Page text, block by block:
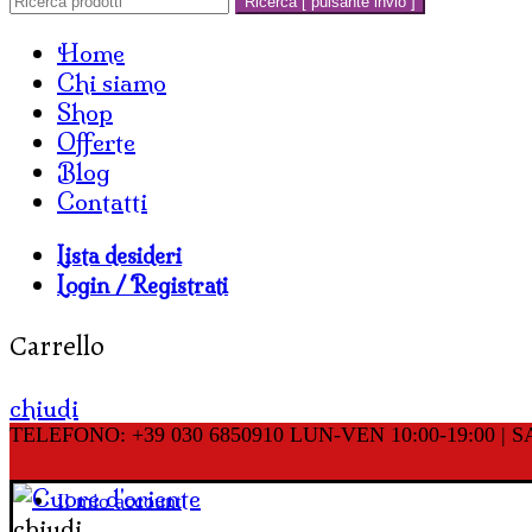
Home
Chi siamo
Shop
Offerte
Blog
Contatti
Lista desideri
Login / Registrati
Carrello
chiudi
TELEFONO: +39 030 6850910 LUN-VEN 10:00-19:00 |
Il mio account